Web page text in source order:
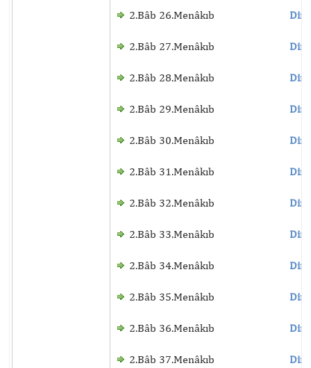
2.Bâb 26.Menâkıb
2.Bâb 27.Menâkıb
2.Bâb 28.Menâkıb
2.Bâb 29.Menâkıb
2.Bâb 30.Menâkıb
2.Bâb 31.Menâkıb
2.Bâb 32.Menâkıb
2.Bâb 33.Menâkıb
2.Bâb 34.Menâkıb
2.Bâb 35.Menâkıb
2.Bâb 36.Menâkıb
2.Bâb 37.Menâkıb